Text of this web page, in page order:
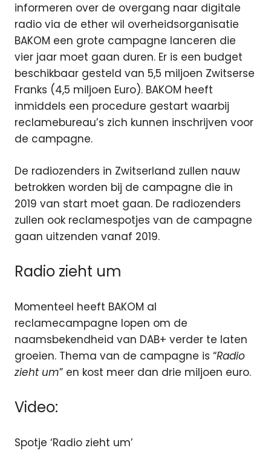
informeren over de overgang naar digitale
radio via de ether wil overheidsorganisatie
BAKOM een grote campagne lanceren die
vier jaar moet gaan duren. Er is een budget
beschikbaar gesteld van 5,5 miljoen Zwitserse
Franks (4,5 miljoen Euro). BAKOM heeft
inmiddels een procedure gestart waarbij
reclamebureau’s zich kunnen inschrijven voor
de campagne.
De radiozenders in Zwitserland zullen nauw
betrokken worden bij de campagne die in
2019 van start moet gaan. De radiozenders
zullen ook reclamespotjes van de campagne
gaan uitzenden vanaf 2019.
Radio zieht um
Momenteel heeft BAKOM al
reclamecampagne lopen om de
naamsbekendheid van DAB+ verder te laten
groeien. Thema van de campagne is “Radio
zieht um” en kost meer dan drie miljoen euro.
Video:
Spotje ‘Radio zieht um’